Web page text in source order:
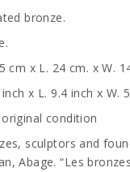
bronze.
cm x L. 24 cm. x W.
inch x L. 9.4 inch x W.
condition
sculptors and
Abage. “Les